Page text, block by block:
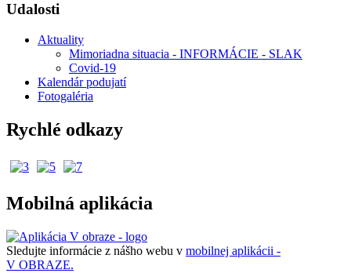
Udalosti
Aktuality
Mimoriadna situacia - INFORMÁCIE - SLAK
Covid-19
Kalendár podujatí
Fotogaléria
Rychlé odkazy
Mobilná aplikácia
Sledujte informácie z nášho webu v mobilnej aplikácii -
V OBRAZE.